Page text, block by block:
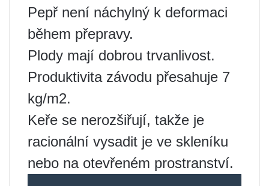
Pepř není náchylný k deformaci
během přepravy.
Plody mají dobrou trvanlivost.
Produktivita závodu přesahuje 7
kg/m2.
Keře se nerozšiřují, takže je
racionální vysadit je ve skleníku
nebo na otevřeném prostranství.